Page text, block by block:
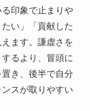
印象で止まりや
い」「貢献した
ます。謙虚さを
るより、冒頭に
置き、後半で自分
スが取りやすい